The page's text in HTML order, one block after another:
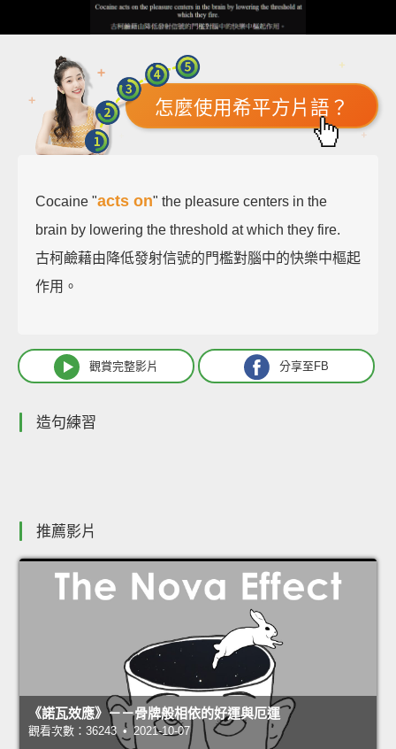
怎麼使用希平方片語？
Cocaine "acts on" the pleasure centers in the
brain by lowering the threshold at which they fire.
古柯鹼藉由降低發射信號的門檻對腦中的快樂中樞起
作用。
觀賞完整影片 分享至FB
造句練習
推薦影片
《諾瓦效應》－－骨牌般相依的好運與厄運
觀看次數：36243 • 2021-10-07